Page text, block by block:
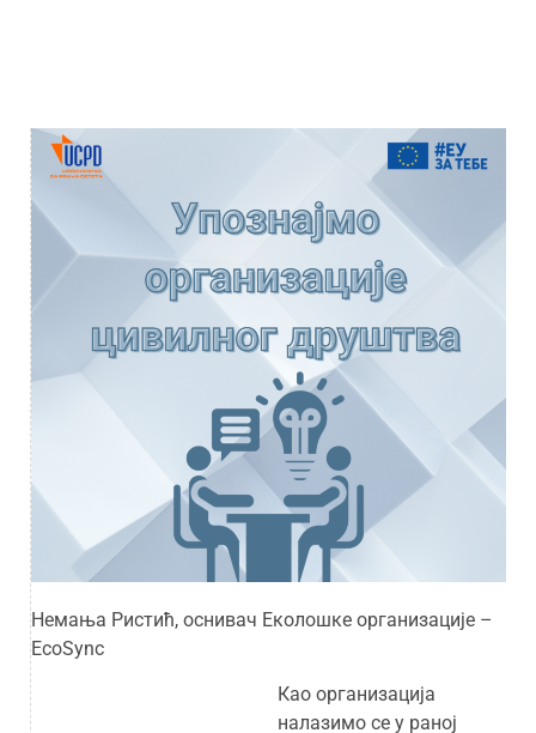
Немања Ристић, оснивач Еколошке организације –
EcoSync
Као организација
налазимо се у раној